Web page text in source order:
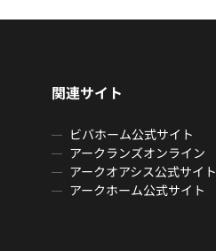
関連サイト
ビバホーム公式サイト
アークランズオンライン
アークオアシス公式サイト
アークホーム公式サイト